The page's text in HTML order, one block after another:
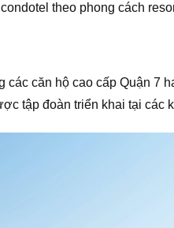
theo phong cách
căn hộ cao cấp Quận 7
tập đoàn triển khai tại các